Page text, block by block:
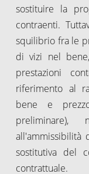
sostituire la
contraenti.
squilibrio fra le
di vizi nel
prestazioni
riferimento al
bene e
preliminare),
all'ammissibilità
sostitutiva del
contrattuale.